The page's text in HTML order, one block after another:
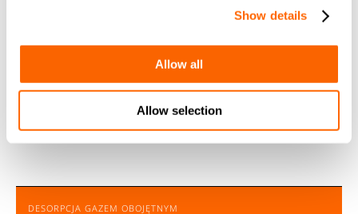
Show details
Allow all
Allow selection
0 z 2000 maksymalnej ilości znaków
DESORPCJA GAZEM OBOJĘTNYM